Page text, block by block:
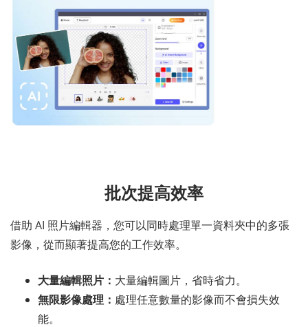
批次提高效率
借助 AI 照片編輯器，您可以同時處理單一資料夾中的多張
影像，從而顯著提高您的工作效率。
大量編輯照片： 大量編輯圖片，省時省力。
無限影像處理： 處理任意數量的影像而不會損失效
能。